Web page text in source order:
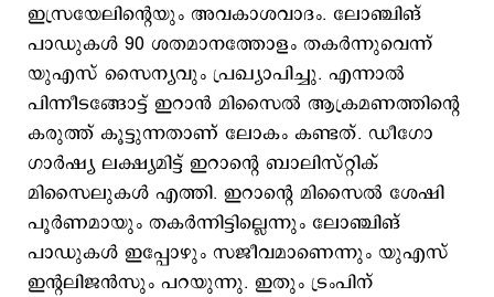
ഇസ്രയേലിന്‍റെയും അവകാശവാദം. ലോഞ്ചിങ്
പാഡുകള്‍ 90 ശതമാനത്തോളം തകര്‍ന്നുവെന്ന്
യുഎസ് സൈന്യവും പ്രഖ്യാപിച്ചു. എന്നാല്‍
പിന്നീടങ്ങോട്ട് ഇറാന്‍ മിസൈല്‍ ആക്രമണത്തിന്‍റെ
കരുത്ത് കൂട്ടുന്നതാണ് ലോകം കണ്ടത്. ഡീഗോ
ഗാര്‍ഷ്യ ലക്ഷ്യമിട്ട് ഇറാന്‍റെ ബാലിസ്റ്റിക്
മിസൈലുകള്‍ എത്തി. ഇറാന്‍റെ മിസൈല്‍ ശേഷി
പൂര്‍ണമായും തകര്‍ന്നിട്ടില്ലെന്നും ലോഞ്ചിങ്
പാഡുകള്‍ ഇപ്പോഴും സജീവമാണെന്നും യുഎസ്
ഇന്‍റലിജന്‍സും പറയുന്നു. ഇതും ട്രംപിന്